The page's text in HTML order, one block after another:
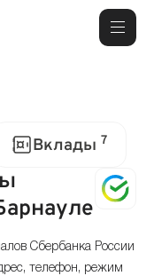
Вклады 7
Сбербанка России
телефон, режим